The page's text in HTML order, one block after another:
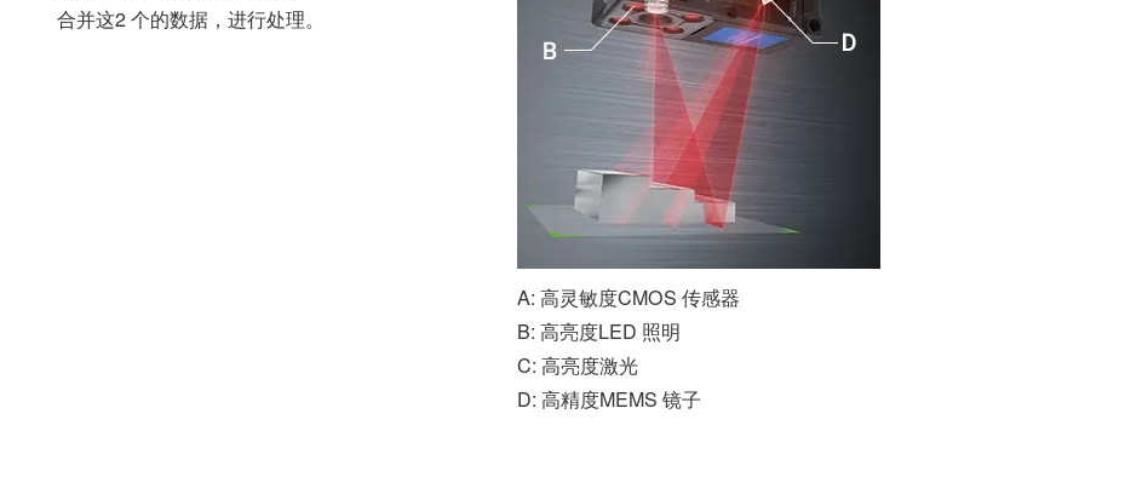
A: 高灵敏度CMOS 传感器
B: 高亮度LED 照明
C: 高亮度激光
D: 高精度MEMS 镜子
合并这2 个的数据，进行处理。